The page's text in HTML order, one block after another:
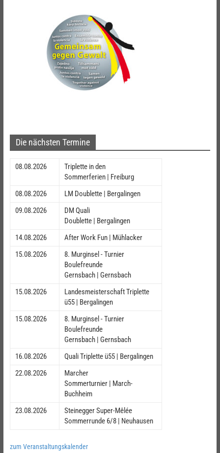
Die nächsten Termine
08.08.2026
Triplette in den
Sommerferien | Freiburg
08.08.2026
LM Doublette | Bergalingen
09.08.2026
DM Quali
Doublette | Bergalingen
14.08.2026
After Work Fun | Mühlacker
15.08.2026
8. Murginsel - Turnier
Boulefreunde
Gernsbach | Gernsbach
15.08.2026
Landesmeisterschaft Triplette
ü55 | Bergalingen
15.08.2026
8. Murginsel - Turnier
Boulefreunde
Gernsbach | Gernsbach
16.08.2026
Quali Triplette ü55 | Bergalingen
22.08.2026
Marcher
Sommerturnier | March-
Buchheim
23.08.2026
Steinegger Super-Mêlée
Sommerrunde 6/8 | Neuhausen
zum Veranstaltungskalender